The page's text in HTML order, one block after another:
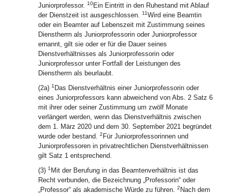
Juniorprofessor. 10Ein Eintritt in den Ruhestand mit Ablauf
der Dienstzeit ist ausgeschlossen. 11Wird eine Beamtin
oder ein Beamter auf Lebenszeit mit Zustimmung seines
Dienstherrn als Juniorprofessorin oder Juniorprofessor
ernannt, gilt sie oder er für die Dauer seines
Dienstverhältnisses als Juniorprofessorin oder
Juniorprofessor unter Fortfall der Leistungen des
Dienstherrn als beurlaubt.
(2a) 1 Das Dienstverhältnis einer Juniorprofessorin oder
eines Juniorprofessors kann abweichend von Abs. 2 Satz 6
mit ihrer oder seiner Zustimmung um zwölf Monate
verlängert werden, wenn das Dienstverhältnis zwischen
dem 1. März 2020 und dem 30. September 2021 begründet
wurde oder bestand. 2 Für Juniorprofessorinnen und
Juniorprofessoren in privatrechtlichen Dienstverhältnissen
gilt Satz 1 entsprechend.
(3) 1 Mit der Berufung in das Beamtenverhältnis ist das
Recht verbunden, die Bezeichnung „Professorin“ oder
„Professor“ als akademische Würde zu führen. 2 Nach dem